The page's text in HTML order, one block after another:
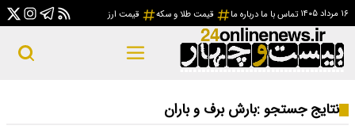
۱۶ مرداد ۱۴۰۵ تماس با ما درباره ما قیمت طلا و سکه قیمت ارز
نتایج جستجو :بارش برف و باران